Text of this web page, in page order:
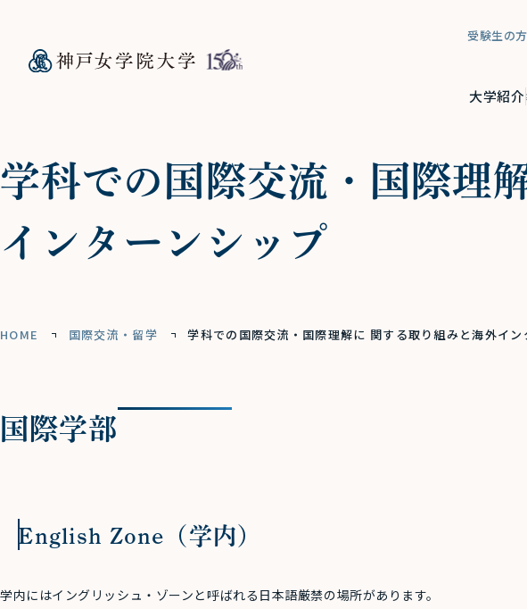
受験生の方
大学紹介
学科での国際交流・国際理
インターンシップ
HOME 国際交流・留学 学科での国際交流・国際理解に 関する取り組みと海外イン
国際学部
English Zone（学内）
学内にはイングリッシュ・ゾーンと呼ばれる日本語厳禁の場所があります。